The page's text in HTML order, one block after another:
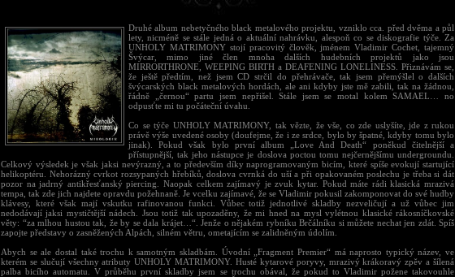
Druhé album nebetyčného black metalového projektu, vzniklo cca. před dvěma a půl
lety, nicméně se stále jedná o aktuální nahrávku, alespoň co se diskografie týče. Za
UNHOLY MATRIMONY stojí pracovitý člověk, jménem Vladimir Cochet, tajemný
Švýcar, mimo jiné člen mnoha dalších hudebních projektů jako jsou
MIRRORTHRONE, WEEPING BIRTH a DEAFENING LONELINESS. Přiznávám se,
že ještě předtím, než jsem CD strčil do přehrávače, tak jsem přemýšlel o dalších
švýcarských black metalových hordách, ale ani kdyby jste mě zabili, tak na žádnou,
řádně „černou“ partu jsem nepřišel. Stále jsem se motal kolem SAMAEL… no
odpusťte mi tu počáteční úvahu.
Co se týče UNHOLY MATRIMONY, tak vězte, že vše, co zde uslyšíte, jde z rukou
právě výše uvedené osoby (doufejme, že i ze srdce, bylo by špatné, kdyby tomu bylo
jinak). Pokud však bylo první album „Love And Death“ poněkud čitelnější a
přístupnější, tak jeho nástupce je doslova poctou tomu nejčernějšímu undergroundu.
Celkový výsledek je však jaksi nevýrazný, a to především díky naprogramovaným bicím, které spíše evokují startující
helikoptéru. Nehorázný cvrkot rozsypaných hřebíků, doslova cvrnká do uší a při opakovaném poslechu je třeba si dát
pozor na jadrný antikřesťanský piercing. Naopak celkem zajímavý je zvuk kytar. Pokud máte rádi klasická mrazivá
tempa, tak zde jich najdete opravdu požehnaně. Je vcelku zajímavé, že se Vladimir pokusil zakomponovat do své hudby
klávesy, které však mají vskutku rafinovanou funkci. Vůbec totiž jednotlivé skladby nezveličují a už vůbec jim
nedodávají jaksi mystičtější nádech. Jsou totiž tak upozaděny, že mi hned na mysl vylétnou klasické rákosníčkovské
věty: “za mlhou hustou tak, že by se dala krájet…“. Jenže o nějakém rybníku Brčálníku si můžete nechat jen zdát. Spíš
zapojte představy o zasněžených Alpách, silném větru, ometajícím se zalidněným údolím.
Abych se ale dostal také trochu k samotným skladbám. Úvodní „Fragment Premier“ má naprosto typický název, ve
kterém se slučují všechny atributy UNHOLY MATRIMONY. Husté kytarové poryvy, mrazivý krákoravý zpěv a šílená
palba bicího automatu. V průběhu první skladby jsem se trochu obával, že pokud to Vladimir požene takovouhle